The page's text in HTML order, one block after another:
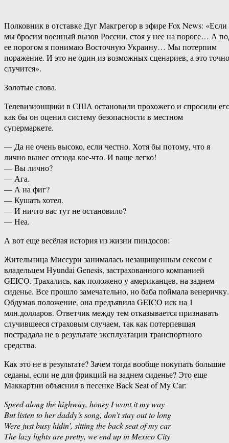
Полковник в отставке Дуг Макгрегор в эфире Fox News: «Если
мы бросим военный вызов России, стоя у нее на пороге… А
ее порогом я понимаю Восточную Украину… Мы потерпим
поражение. И это не один из возможных сценариев, а это точно
случится».
Золотые слова.
Телевизионщики в США остановили прохожего и спросили
как бы он оценил систему безопасности в местном
супермаркете.
— Да не очень высоко, если честно. Хотя бы потому, что я
лично вынес отсюда кое-что. И ваще легко!
— Вы лично?
— Ага.
— А на фиг?
— Кушать хотел.
— И ничто вас тут не остановило?
— Неа.
А вот еще весёлая история из жизни пиндосов:
Жительница Миссури занималась незащищенным сексом с
владельцем Hyundai Genesis, застрахованного компанией
GEICO. Трахались, как положено у американцев, на заднем
сиденье. Все прошло замечательно, но баба поймала венеричку.
Обдумав положение, она предъявила GEICO иск на 1
млн.долларов. Ответчик между тем отказывается признавать
случившееся страховым случаем, так как потерпевшая
пострадала не в результате эксплуатации транспортного
средства.
Как это не в результате? Зачем тогда вообще покупать большие
седаны, если не для фрикций на заднем сиденье? Это еще
Маккартни объяснил в песенке Back Seat of My Car:
Speed along the highway, honey I want it my way
But listen to her daddy’s song, don’t stay out to long
Were just busy hidin’, sitting the back seat of my car
The lazy lights are pretty, we end up in Mexico City